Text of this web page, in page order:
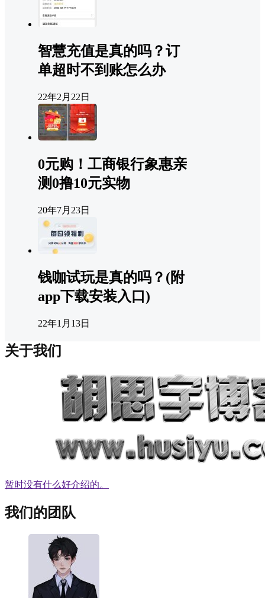
智慧充值是真的吗？订
单超时不到账怎么办
22年2月22日
0元购！工商银行象惠亲
测0撸10元实物
20年7月23日
钱咖试玩是真的吗？(附
app下载安装入口)
22年1月13日
关于我们
暂时没有什么好介绍的。
我们的团队